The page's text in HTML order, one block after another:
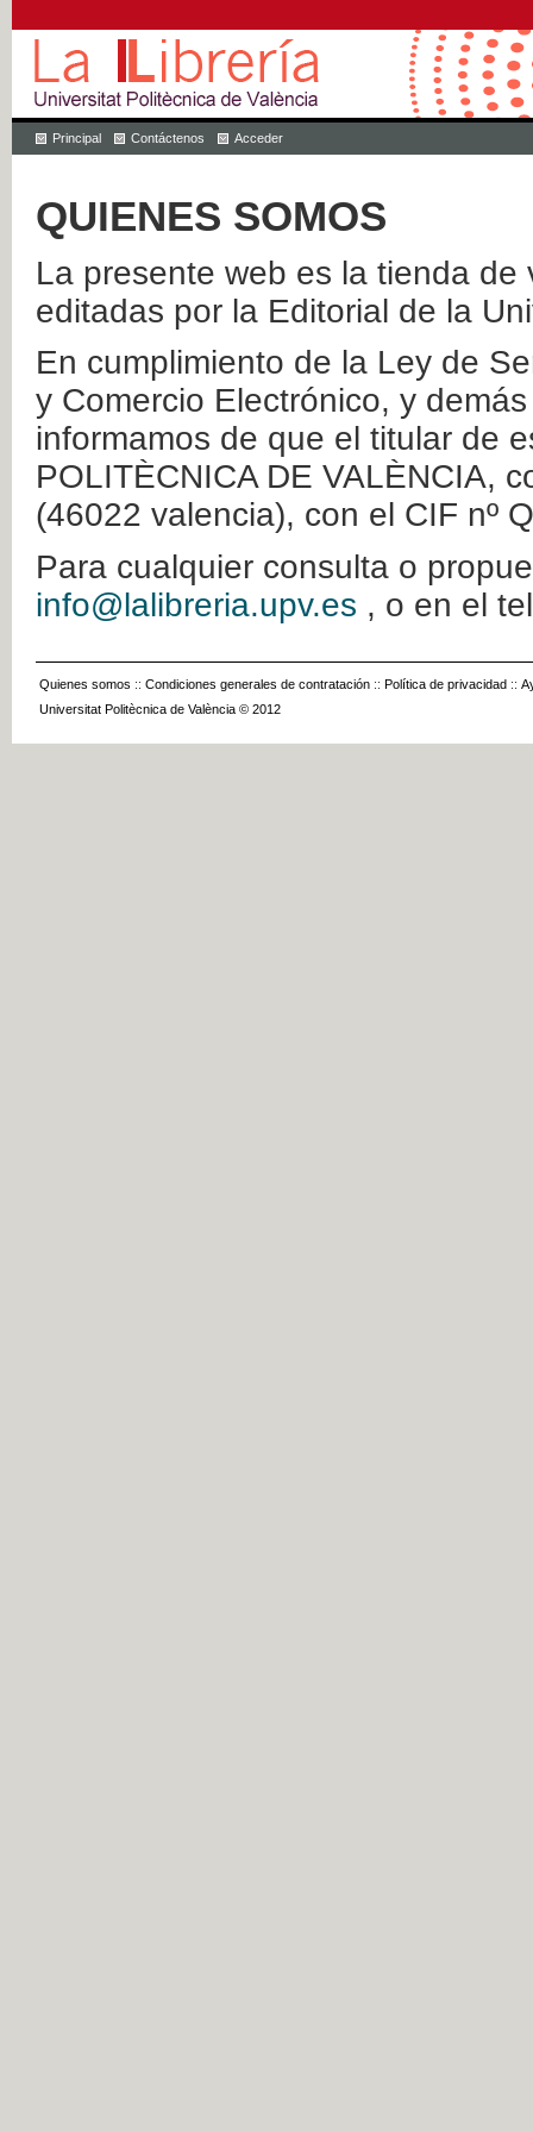
Principal Contáctenos Acceder
QUIENES SOMOS
La presente web es la tienda
editadas por la Editorial de la
En cumplimiento de la Ley de
y Comercio Electrónico, y
informamos de que el titular de
POLITÈCNICA DE VALÈNCIA,
(46022 valencia), con el CIF nº
Para cualquier consulta o
info@lalibreria.upv.es , o en el
Quienes somos :: Condiciones generales de contratación :: Política de privacidad ::
Universitat Politècnica de València © 2012